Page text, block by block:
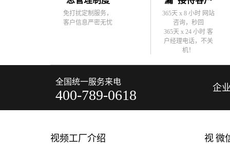
免打扰定制服务，
客户信息严密无忧
365天 x 8 小时 网站
咨询，秒回
365天 x 24 小时 客
户经理电话，不关
机！
全国统一服务来电
400-789-0618 企
视频工厂介绍
视 微